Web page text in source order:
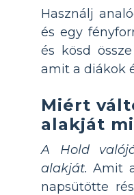
Használj
és egy
és kösd
amit a diákok
Miért
alakját
A Hold
alakját. Amit
napsütötte